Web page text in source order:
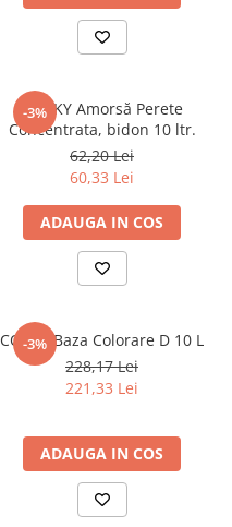
-3%
STICKY Amorsă Perete
Concentrata, bidon 10 ltr.
62,20 Lei
60,33 Lei
ADAUGA IN COS
-3%
CORAL Baza Colorare D 10 L
228,17 Lei
221,33 Lei
ADAUGA IN COS